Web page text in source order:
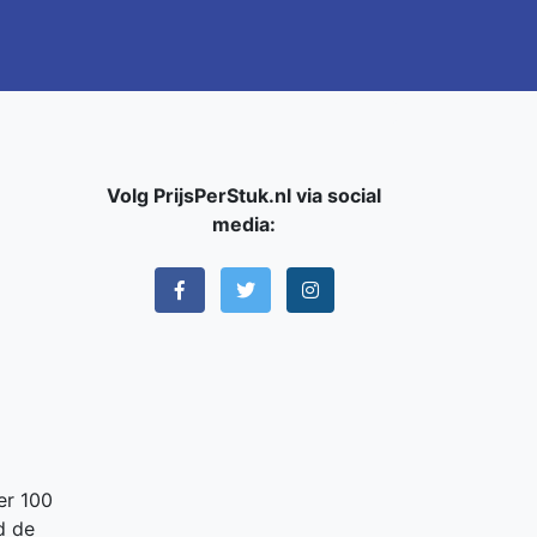
100
de
Volg PrijsPerStuk.nl via social
media: